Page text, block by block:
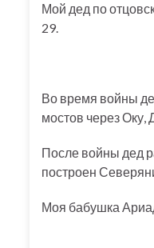
Мой дед по
29.
Во время войны
мостов через Оку,
После войны дед
построен
Моя бабушка